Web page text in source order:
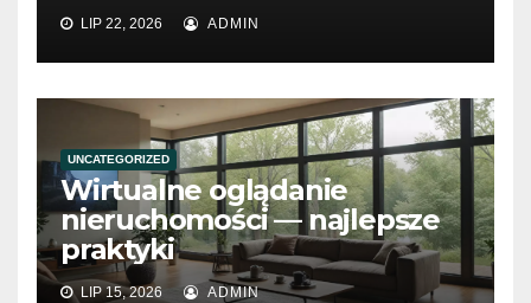
LIP 22, 2026 ADMIN
UNCATEGORIZED
Wirtualne oglądanie
nieruchomości — najlepsze
praktyki
LIP 15, 2026 ADMIN